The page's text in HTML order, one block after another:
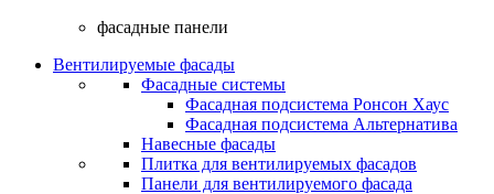
фасадные панели
Вентилируемые фасады
Фасадные системы
Фасадная подсистема Ронсон Хаус
Фасадная подсистема Альтернатива
Навесные фасады
Плитка для вентилируемых фасадов
Панели для вентилируемого фасада